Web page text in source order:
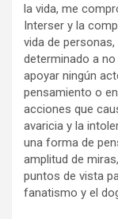
la vida, me
Interser y la
vida de
determinado a
apoyar ningún
pensamiento o
acciones que
avaricia y la
una forma de
amplitud de
puntos de vista
fanatismo y el